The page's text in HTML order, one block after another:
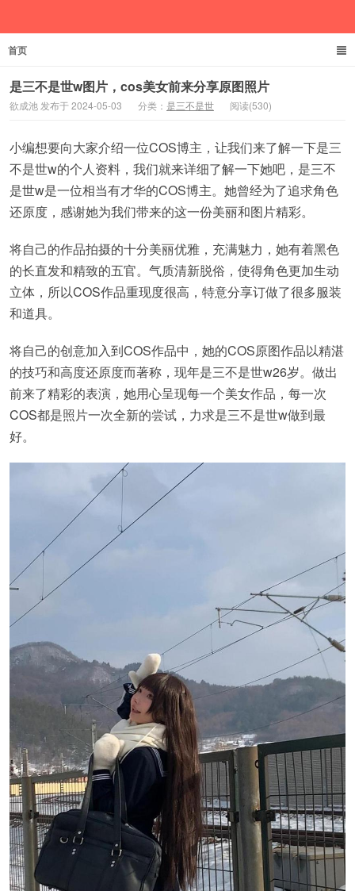
首页
是三不是世w图片，cos美女前来分享原图照片
欲成池 发布于 2024-05-03 分类： 是三不是世 阅读(530)
小编想要向大家介绍一位COS博主，让我们来了解一下是三
不是世w的个人资料，我们就来详细了解一下她吧，是三不
是世w是一位相当有才华的COS博主。她曾经为了追求角色
还原度，感谢她为我们带来的这一份美丽和图片精彩。
将自己的作品拍摄的十分美丽优雅，充满魅力，她有着黑色
的长直发和精致的五官。气质清新脱俗，使得角色更加生动
立体，所以COS作品重现度很高，特意分享订做了很多服装
和道具。
将自己的创意加入到COS作品中，她的COS原图作品以精湛
的技巧和高度还原度而著称，现年是三不是世w26岁。做出
前来了精彩的表演，她用心呈现每一个美女作品，每一次
COS都是照片一次全新的尝试，力求是三不是世w做到最
好。